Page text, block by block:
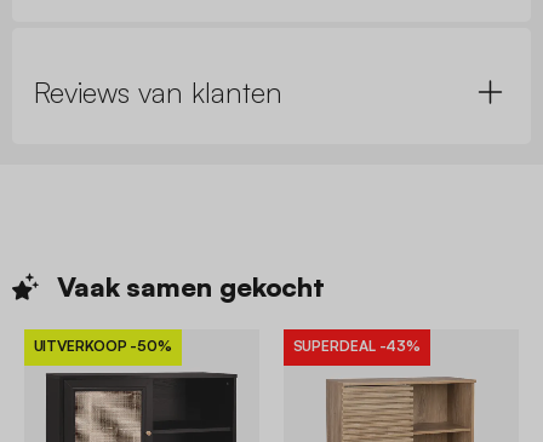
Reviews van klanten
Vaak samen gekocht
UITVERKOOP -50% SUPERDEAL -43%